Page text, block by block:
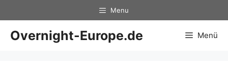
Inhalt
springen
Menu
Overnight-Europe.de Menü